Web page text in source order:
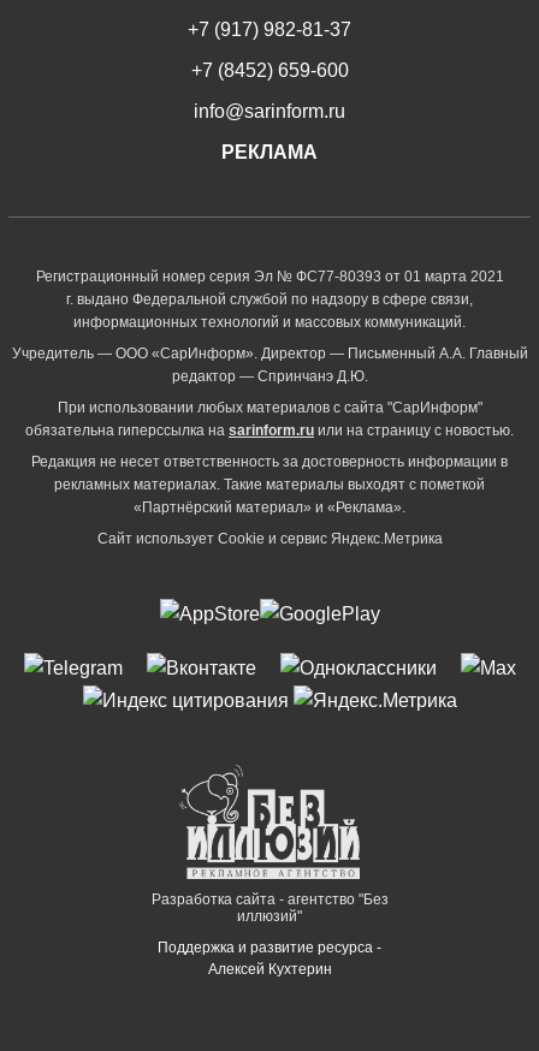
+7 (917) 982-81-37
+7 (8452) 659-600
info@sarinform.ru
РЕКЛАМА
Регистрационный номер серия Эл № ФС77-80393 от 01 марта 2021
г. выдано Федеральной службой по надзору в сфере связи,
информационных технологий и массовых коммуникаций.
Учредитель — ООО «СарИнформ». Директор — Письменный А.А. Главный
редактор — Спринчанэ Д.Ю.
При использовании любых материалов с сайта "СарИнформ"
обязательна гиперссылка на sarinform.ru или на страницу с новостью.
Редакция не несет ответственность за достоверность информации в
рекламных материалах. Такие материалы выходят с пометкой
«Партнёрский материал» и «Реклама».
Сайт использует Cookie и сервиc Яндекс.Метрика
Разработка сайта - агентство "Без
иллюзий"
Поддержка и развитие ресурса -
Алексей Кухтерин